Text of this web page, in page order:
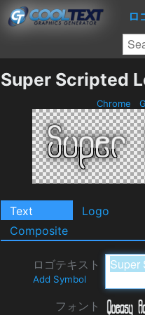
ロ
Super Scripted
Chrome
Text Logo
Composite
ロゴテキスト
Add Symbol
フォント